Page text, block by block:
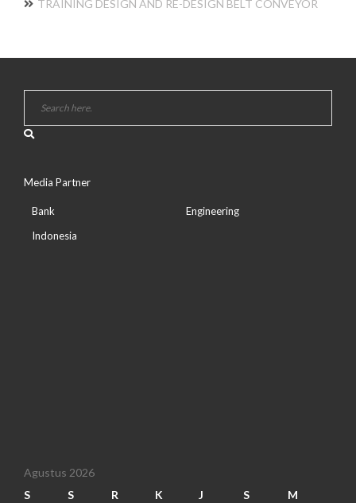
TRAINING DESIGN AND RE-DESIGN BELT CONVEYOR
Media Partner
Bank
Indonesia
Engineering
Agustus 2026
S
S R K J S M